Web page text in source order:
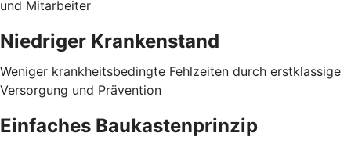
und Mitarbeiter
Niedriger Krankenstand
Weniger krankheitsbedingte Fehlzeiten durch erstklassige
Versorgung und Prävention
Einfaches Baukastenprinzip